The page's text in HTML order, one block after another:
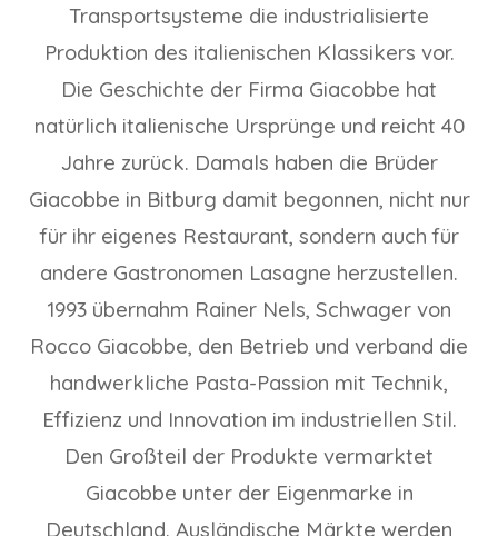
Transportsysteme die industrialisierte
Produktion des italienischen Klassikers vor.
Die Geschichte der Firma Giacobbe hat
natürlich italienische Ursprünge und reicht 40
Jahre zurück. Damals haben die Brüder
Giacobbe in Bitburg damit begonnen, nicht nur
für ihr eigenes Restaurant, sondern auch für
andere Gastronomen Lasagne herzustellen.
1993 übernahm Rainer Nels, Schwager von
Rocco Giacobbe, den Betrieb und verband die
handwerkliche Pasta-Passion mit Technik,
Effizienz und Innovation im industriellen Stil.
Den Großteil der Produkte vermarktet
Giacobbe unter der Eigenmarke in
Deutschland. Ausländische Märkte werden